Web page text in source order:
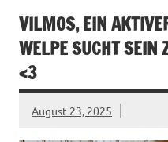
VILMOS, EIN
WELPE SUCHT SEIN
<3
August 23, 2025